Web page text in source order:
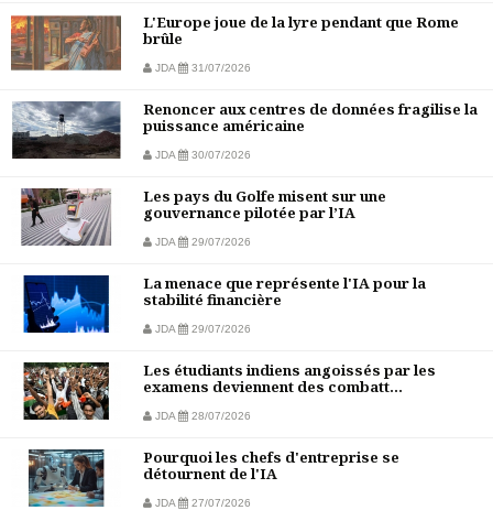
L'Europe joue de la lyre pendant que Rome
brûle
JDA 31/07/2026
Renoncer aux centres de données fragilise la
puissance américaine
JDA 30/07/2026
Les pays du Golfe misent sur une
gouvernance pilotée par l’IA
JDA 29/07/2026
La menace que représente l'IA pour la
stabilité financière
JDA 29/07/2026
Les étudiants indiens angoissés par les
examens deviennent des combatt...
JDA 28/07/2026
Pourquoi les chefs d'entreprise se
détournent de l'IA
JDA 27/07/2026